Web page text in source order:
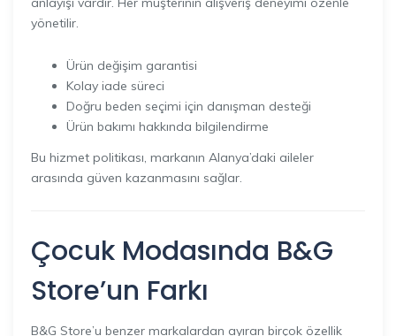
yönetilir.
Ürün değişim garantisi
Kolay iade süreci
Doğru beden seçimi için danışman desteği
Ürün bakımı hakkında bilgilendirme
Bu hizmet politikası, markanın Alanya’daki aileler
arasında güven kazanmasını sağlar.
Çocuk Modasında B&G
Store’un Farkı
B&G Store’u benzer markalardan ayıran birçok özellik